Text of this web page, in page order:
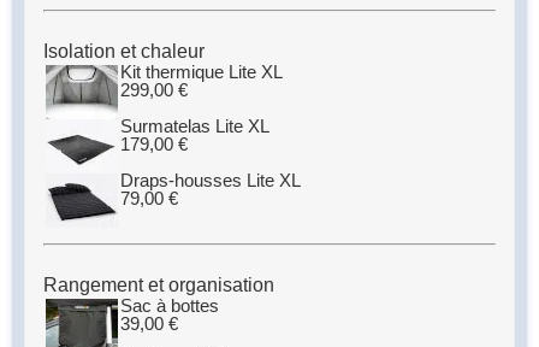
Isolation et chaleur
Kit thermique Lite XL
299,00 €
Surmatelas Lite XL
179,00 €
Draps-housses Lite XL
79,00 €
Rangement et organisation
Sac à bottes
39,00 €